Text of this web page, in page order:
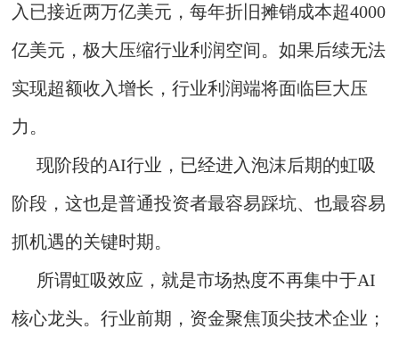
入已接近两万亿美元，每年折旧摊销成本超4000
亿美元，极大压缩行业利润空间。如果后续无法
实现超额收入增长，行业利润端将面临巨大压
力。
现阶段的AI行业，已经进入泡沫后期的虹吸
阶段，这也是普通投资者最容易踩坑、也最容易
抓机遇的关键时期。
所谓虹吸效应，就是市场热度不再集中于AI
核心龙头。行业前期，资金聚焦顶尖技术企业；